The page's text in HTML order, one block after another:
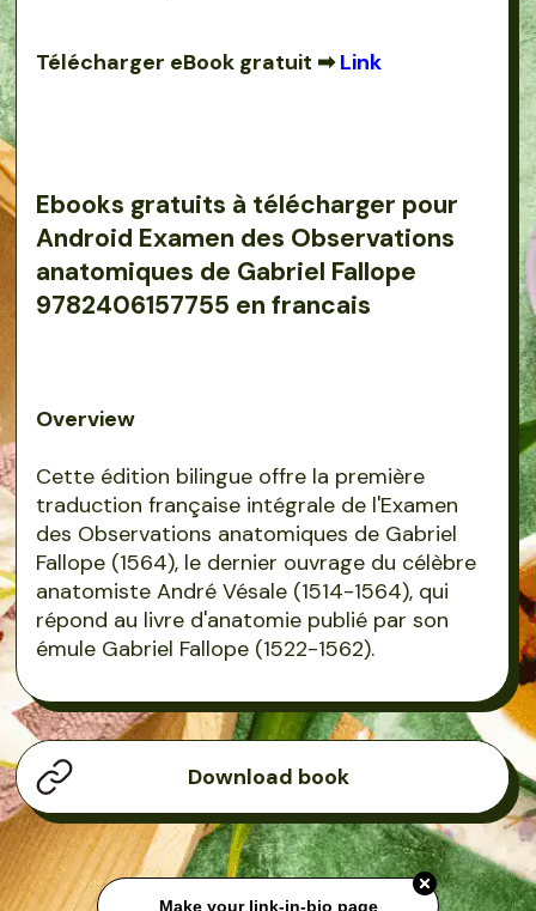
Télécharger eBook gratuit ➡Link
Ebooks gratuits à télécharger pour
Android Examen des Observations
anatomiques de Gabriel Fallope
9782406157755 en francais
Overview
Cette édition bilingue offre la première
traduction française intégrale de l'Examen
des Observations anatomiques de Gabriel
Fallope (1564), le dernier ouvrage du célèbre
anatomiste André Vésale (1514-1564), qui
répond au livre d'anatomie publié par son
émule Gabriel Fallope (1522-1562).
Download book
Make your link-in-bio page